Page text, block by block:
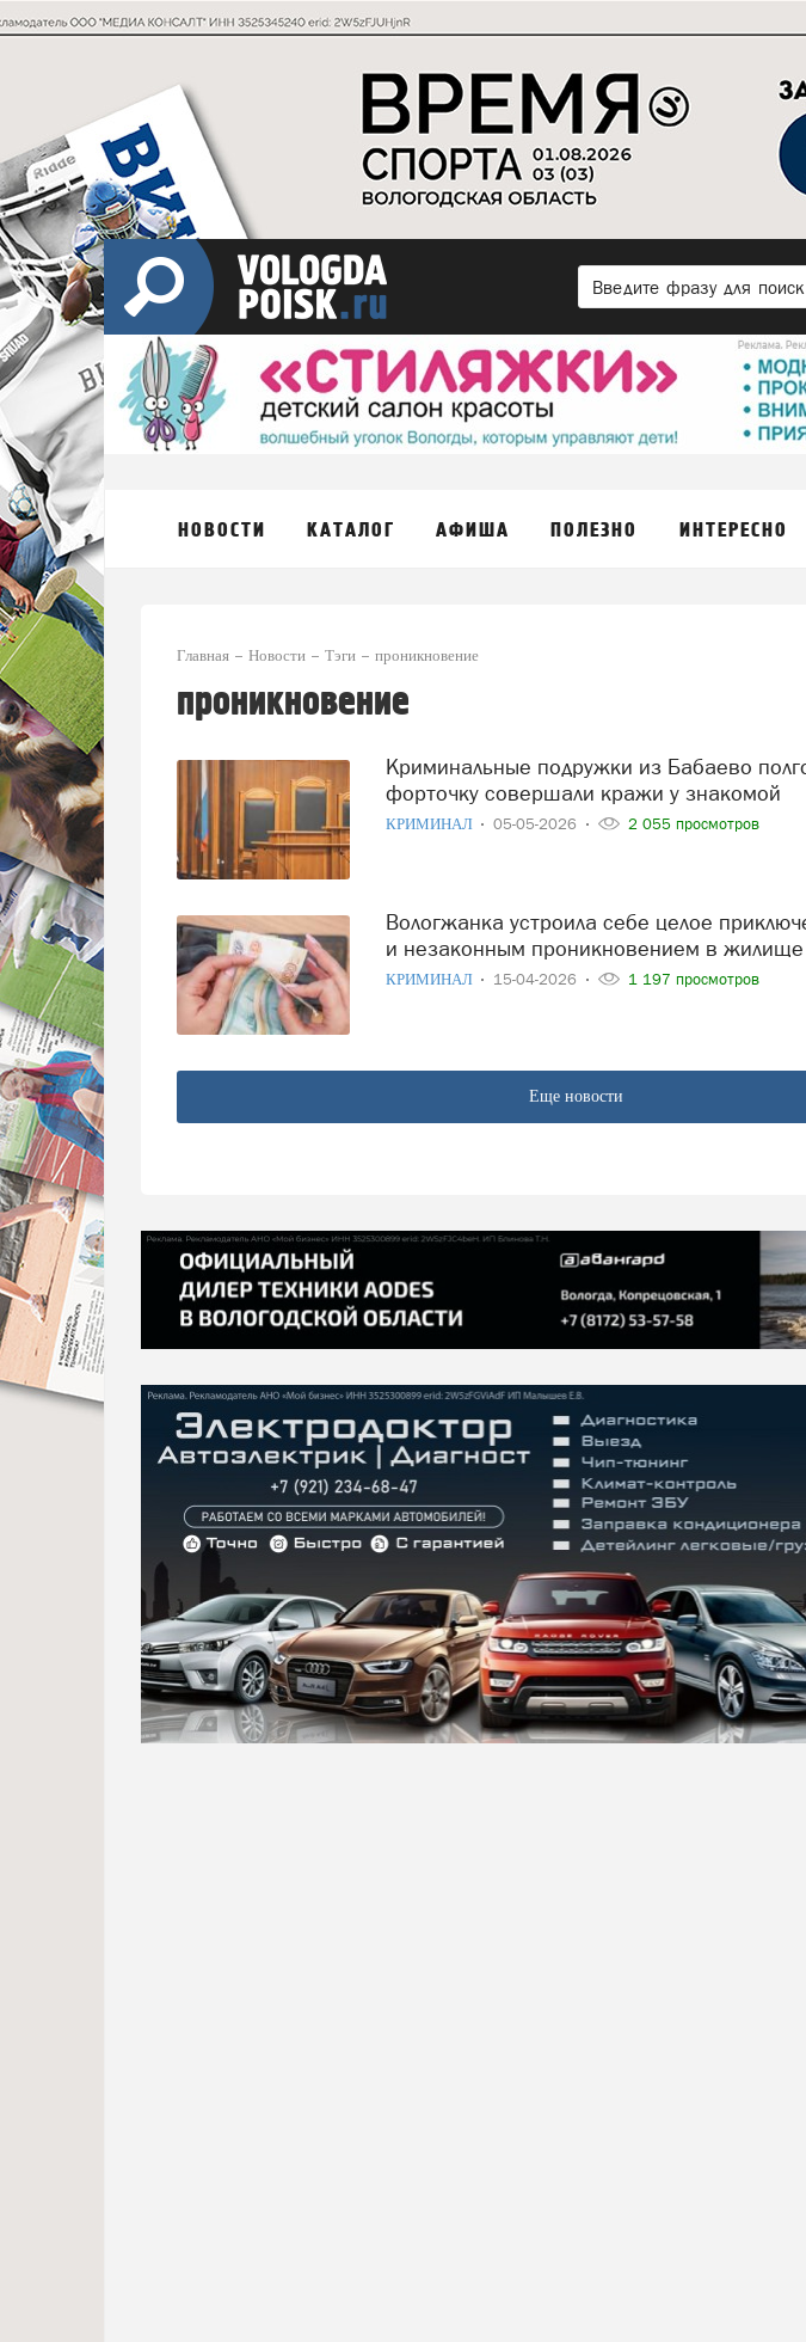
НОВОСТИ КАТАЛОГ АФИША ПОЛЕЗНО ИНТЕРЕСНО
Главная Новости Тэги проникновение
проникновение
Криминальные подружки из Бабаево полгода через
форточку совершали кражи у знакомой
КРИМИНАЛ 05-05-2026 2 055 просмотров
Вологжанка устроила себе целое приключение с кражами
и незаконным проникновением в жилище
КРИМИНАЛ 15-04-2026 1 197 просмотров
Еще новости